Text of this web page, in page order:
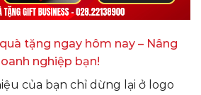
tặng ngay hôm nay – Nâng
nghiệp bạn!
của bạn chỉ dừng lại ở logo